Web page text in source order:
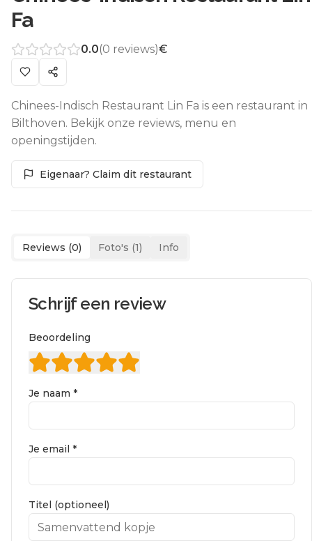
Fa
0.0(0 reviews)€
Chinees-Indisch Restaurant Lin Fa is een restaurant in
Bilthoven. Bekijk onze reviews, menu en
openingstijden.
Eigenaar? Claim dit restaurant
Reviews (0) Foto's (1) Info
Schrijf een review
Beoordeling
Je naam *
Je email *
Titel (optioneel)